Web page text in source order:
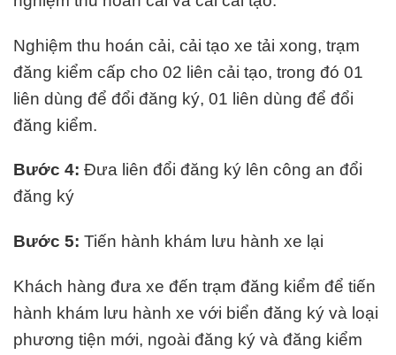
Nghiệm thu hoán cải, cải tạo xe tải xong, trạm
đăng kiểm cấp cho 02 liên cải tạo, trong đó 01
liên dùng để đổi đăng ký, 01 liên dùng để đổi
đăng kiểm.
Bước 4: Đưa liên đổi đăng ký lên công an đổi
đăng ký
Bước 5: Tiến hành khám lưu hành xe lại
Khách hàng đưa xe đến trạm đăng kiểm để tiến
hành khám lưu hành xe với biển đăng ký và loại
phương tiện mới, ngoài đăng ký và đăng kiểm